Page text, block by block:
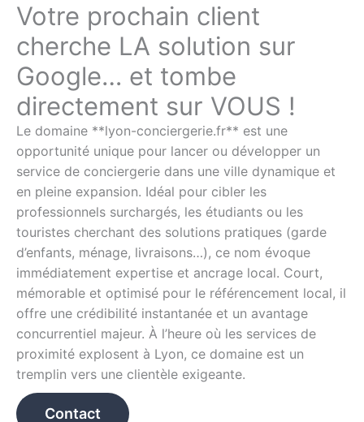
Votre prochain client
cherche LA solution sur
Google… et tombe
directement sur VOUS !
Le domaine **lyon-conciergerie.fr** est une
opportunité unique pour lancer ou développer un
service de conciergerie dans une ville dynamique et
en pleine expansion. Idéal pour cibler les
professionnels surchargés, les étudiants ou les
touristes cherchant des solutions pratiques (garde
d’enfants, ménage, livraisons…), ce nom évoque
immédiatement expertise et ancrage local. Court,
mémorable et optimisé pour le référencement local, il
offre une crédibilité instantanée et un avantage
concurrentiel majeur. À l’heure où les services de
proximité explosent à Lyon, ce domaine est un
tremplin vers une clientèle exigeante.
Contact